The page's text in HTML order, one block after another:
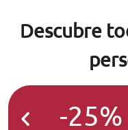
Descubre
-25%